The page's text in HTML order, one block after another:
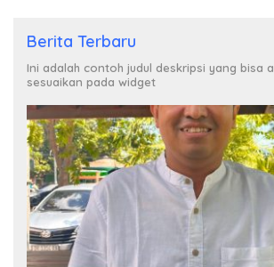
Berita Terbaru
Ini adalah contoh judul deskripsi yang bisa
sesuaikan pada widget